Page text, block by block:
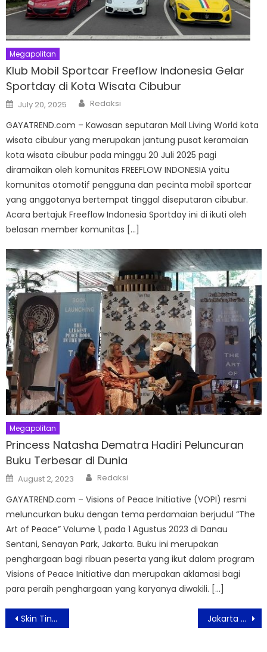
Megapolitan
Klub Mobil Sportcar Freeflow Indonesia Gelar
Sportday di Kota Wisata Cibubur
Posted
on
July 20, 2025 Author
Redaksi
GAYATREND.com – Kawasan seputaran Mall Living World kota
wisata cibubur yang merupakan jantung pusat keramaian
kota wisata cibubur pada minggu 20 Juli 2025 pagi
diramaikan oleh komunitas FREEFLOW INDONESIA yaitu
komunitas otomotif pengguna dan pecinta mobil sportcar
yang anggotanya bertempat tinggal diseputaran cibubur.
Acara bertajuk Freeflow Indonesia Sportday ini di ikuti oleh
belasan member komunitas […]
Megapolitan
Princess Natasha Dematra Hadiri Peluncuran
Buku Terbesar di Dunia
Posted
on
August 2, 2023 Author
Redaksi
GAYATREND.com – Visions of Peace Initiative (VOPI) resmi
meluncurkan buku dengan tema perdamaian berjudul “The
Art of Peace” Volume 1, pada 1 Agustus 2023 di Danau
Sentani, Senayan Park, Jakarta. Buku ini merupakan
penghargaan bagi ribuan peserta yang ikut dalam program
Visions of Peace Initiative dan merupakan aklamasi bagi
para peraih penghargaan yang karyanya diwakili. […]
Post
navigation
Skin Tint Terbaru dengan 3% Niacinamide untuk Tampilan Natural dan Flawless Jakarta Film Week 2025 Hadir di ACFM BIFF dan Luncurkan Festival Ambassador